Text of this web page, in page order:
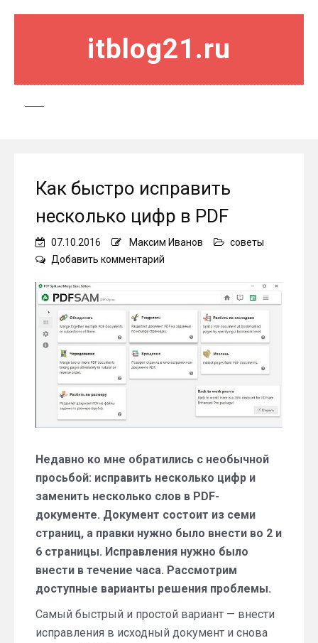
itblog21.ru
Как быстро исправить
несколько цифр в PDF
07.10.2016 Максим Иванов
советы
Добавить комментарий
исправить
несколько
цифр
в
PDF
Недавно ко мне обратились с необычной
просьбой: исправить несколько цифр и
заменить несколько слов в PDF-
документе. Документ состоит из семи
страниц, а правки нужно было внести во 2 и
6 страницы. Исправления нужно было
внести в течение часа. Рассмотрим
доступные варианты решения проблемы.
Самый быстрый и простой вариант — внести
исправления в исходный документ и снова